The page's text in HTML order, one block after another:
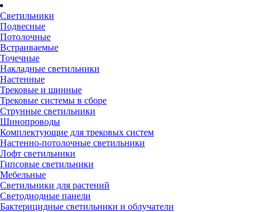
Светильники
Подвесные
Потолочные
Встраиваемые
Точечные
Накладные светильники
Настенные
Трековые и шинные
Трековые системы в сборе
Струнные светильники
Шинопроводы
Комплектующие для трековых систем
Настенно-потолочные светильники
Лофт светильники
Гипсовые светильники
Мебельные
Светильники для растений
Светодиодные панели
Бактерицидные светильники и облучатели